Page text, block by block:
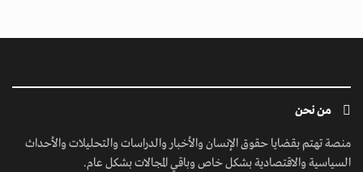
من نحن
منصة تهتم بقضايا حقوق الإنسان والأخبار والدراسات والتحليلات والأحداث
السياسية والاقتصادية بشكل خاص وباقي المجالات بشكل عام.